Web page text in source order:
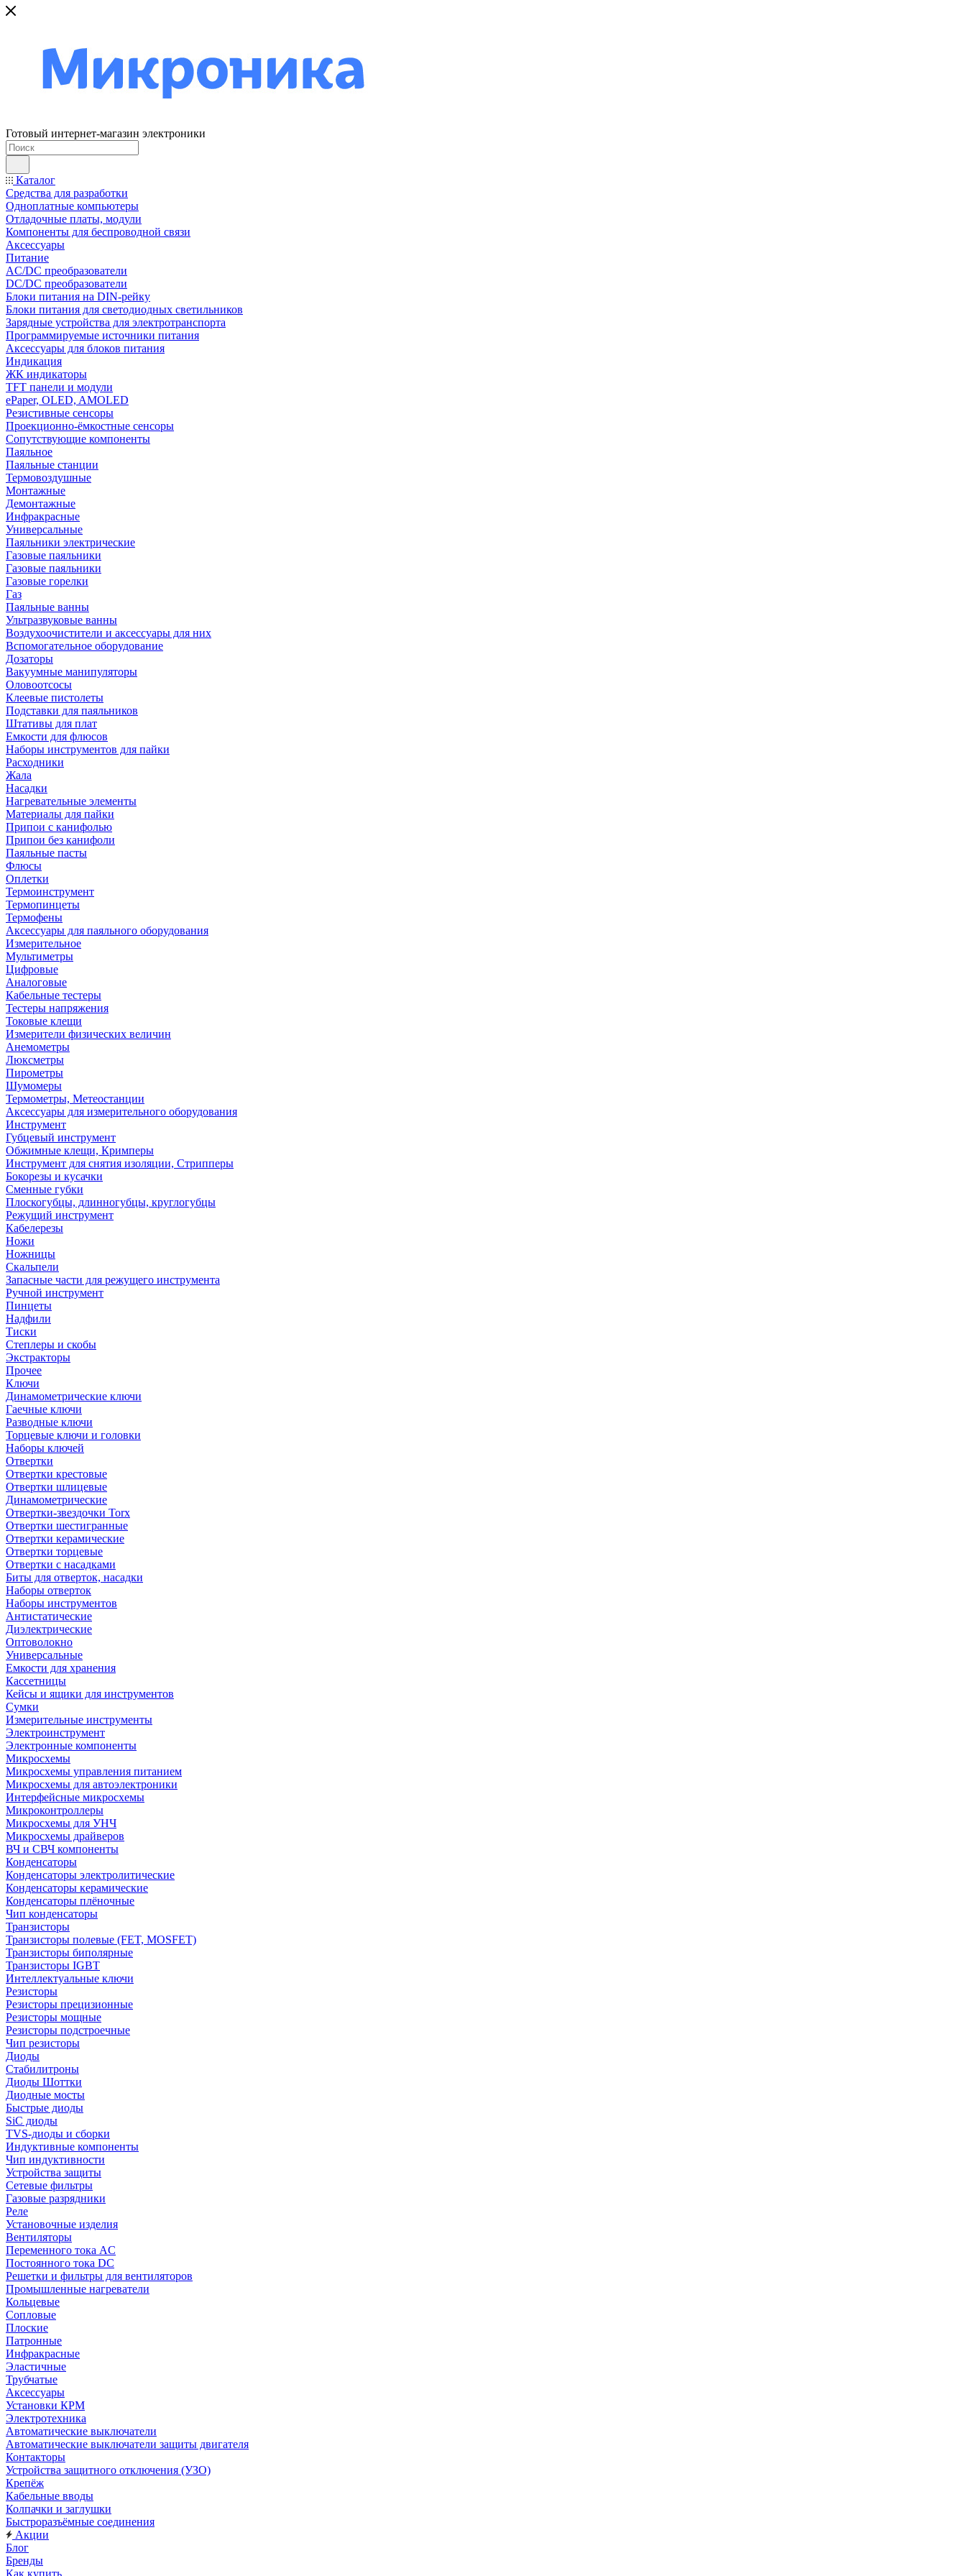
Готовый интернет-магазин электроники
Каталог
Средства для разработки
Одноплатные компьютеры
Отладочные платы, модули
Компоненты для беспроводной связи
Аксессуары
Питание
AC/DC преобразователи
DC/DC преобразователи
Блоки питания на DIN-рейку
Блоки питания для светодиодных светильников
Зарядные устройства для электротранспорта
Программируемые источники питания
Аксессуары для блоков питания
Индикация
ЖК индикаторы
TFT панели и модули
ePaper, OLED, AMOLED
Резистивные сенсоры
Проекционно-ёмкостные сенсоры
Сопутствующие компоненты
Паяльное
Паяльные станции
Термовоздушные
Монтажные
Демонтажные
Инфракрасные
Универсальные
Паяльники электрические
Газовые паяльники
Газовые паяльники
Газовые горелки
Газ
Паяльные ванны
Ультразвуковые ванны
Воздухоочистители и аксессуары для них
Вспомогательное оборудование
Дозаторы
Вакуумные манипуляторы
Оловоотсосы
Клеевые пистолеты
Подставки для паяльников
Штативы для плат
Емкости для флюсов
Наборы инструментов для пайки
Расходники
Жала
Насадки
Нагревательные элементы
Материалы для пайки
Припои с канифолью
Припои без канифоли
Паяльные пасты
Флюсы
Оплетки
Термоинструмент
Термопинцеты
Термофены
Аксессуары для паяльного оборудования
Измерительное
Мультиметры
Цифровые
Аналоговые
Кабельные тестеры
Тестеры напряжения
Токовые клещи
Измерители физических величин
Анемометры
Люксметры
Пирометры
Шумомеры
Термометры, Метеостанции
Аксессуары для измерительного оборудования
Инструмент
Губцевый инструмент
Обжимные клещи, Кримперы
Инструмент для снятия изоляции, Стрипперы
Бокорезы и кусачки
Сменные губки
Плоскогубцы, длинногубцы, круглогубцы
Режущий инструмент
Кабелерезы
Ножи
Ножницы
Скальпели
Запасные части для режущего инструмента
Ручной инструмент
Пинцеты
Надфили
Тиски
Степлеры и скобы
Экстракторы
Прочее
Ключи
Динамометрические ключи
Гаечные ключи
Разводные ключи
Торцевые ключи и головки
Наборы ключей
Отвертки
Отвертки крестовые
Отвертки шлицевые
Динамометрические
Отвертки-звездочки Torx
Отвертки шестигранные
Отвертки керамические
Отвертки торцевые
Отвертки с насадками
Биты для отверток, насадки
Наборы отверток
Наборы инструментов
Антистатические
Диэлектрические
Оптоволокно
Универсальные
Емкости для хранения
Кассетницы
Кейсы и ящики для инструментов
Сумки
Измерительные инструменты
Электроинструмент
Электронные компоненты
Микросхемы
Микросхемы управления питанием
Микросхемы для автоэлектроники
Интерфейсные микросхемы
Микроконтроллеры
Микросхемы для УНЧ
Микросхемы драйверов
ВЧ и СВЧ компоненты
Конденсаторы
Конденсаторы электролитические
Конденсаторы керамические
Конденсаторы плёночные
Чип конденсаторы
Транзисторы
Транзисторы полевые (FET, MOSFET)
Транзисторы биполярные
Транзисторы IGBT
Интеллектуальные ключи
Резисторы
Резисторы прецизионные
Резисторы мощные
Резисторы подстроечные
Чип резисторы
Диоды
Стабилитроны
Диоды Шоттки
Диодные мосты
Быстрые диоды
SiC диоды
TVS-диоды и сборки
Индуктивные компоненты
Чип индуктивности
Устройства защиты
Сетевые фильтры
Газовые разрядники
Реле
Установочные изделия
Вентиляторы
Переменного тока AC
Постоянного тока DC
Решетки и фильтры для вентиляторов
Промышленные нагреватели
Кольцевые
Сопловые
Плоские
Патронные
Инфракрасные
Эластичные
Трубчатые
Аксессуары
Установки КРМ
Электротехника
Автоматические выключатели
Автоматические выключатели защиты двигателя
Контакторы
Устройства защитного отключения (УЗО)
Крепёж
Кабельные вводы
Колпачки и заглушки
Быстроразъёмные соединения
Акции
Блог
Бренды
Как купить